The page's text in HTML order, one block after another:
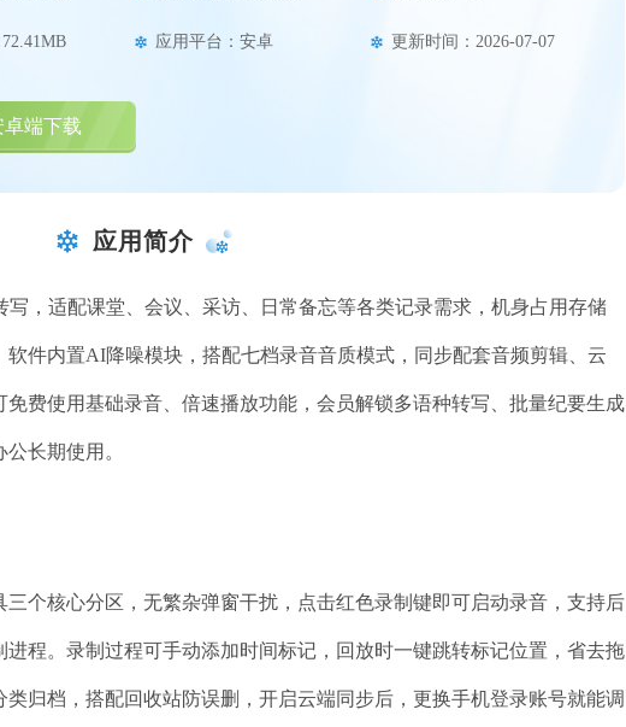
应用平台：安卓 更新时间：2026-07-07
卓端下载
应用简介
，适配课堂、会议、采访、日常备忘等各类记录需求，机身占用存储
件内置AI降噪模块，搭配七档录音音质模式，同步配套音频剪辑、云
费使用基础录音、倍速播放功能，会员解锁多语种转写、批量纪要生成
长期使用。
个核心分区，无繁杂弹窗干扰，点击红色录制键即可启动录音，支持后
程。录制过程可手动添加时间标记，回放时一键跳转标记位置，省去拖
归档，搭配回收站防误删，开启云端同步后，更换手机登录账号就能调